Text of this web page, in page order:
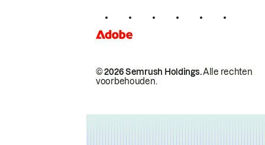
© 2026 Semrush Holdings.Alle rechten
voorbehouden.